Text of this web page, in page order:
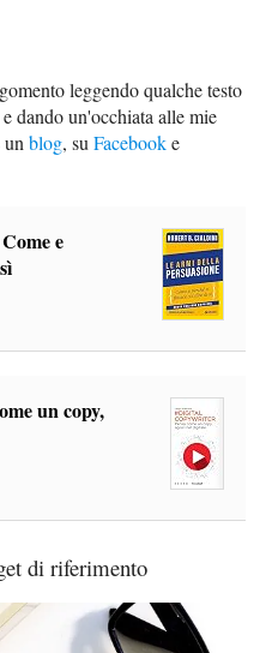
leggendo qualche testo
dando un'occhiata alle mie
unblog, suFacebooke
e
un copy,
di riferimento